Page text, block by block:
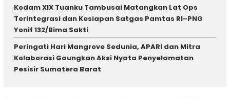
Kodam XIX Tuanku Tambusai Matangkan Lat Ops
Terintegrasi dan Kesiapan Satgas Pamtas RI–PNG
Yonif 132/Bima Sakti
Peringati Hari Mangrove Sedunia, APARI dan Mitra
Kolaborasi Gaungkan Aksi Nyata Penyelamatan
Pesisir Sumatera Barat